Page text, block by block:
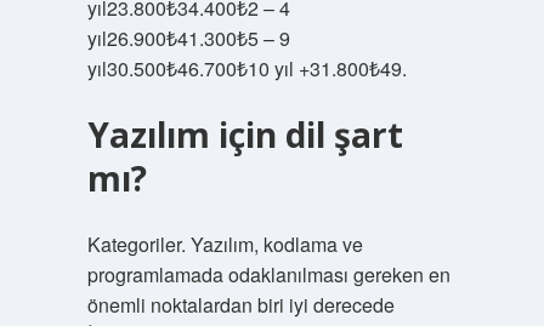
yıl23.800₺34.400₺2 – 4
yıl26.900₺41.300₺5 – 9
yıl30.500₺46.700₺10 yıl +31.800₺49.
Yazılım için dil şart
mı?
Kategoriler. Yazılım, kodlama ve
programlamada odaklanılması gereken en
önemli noktalardan biri iyi derecede